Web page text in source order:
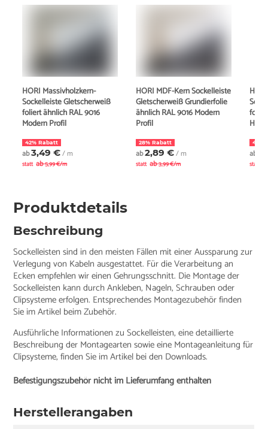
HORI Massivholzkern-
Sockelleiste Gletscherweiß
foliert ähnlich RAL 9016
Modern Profil
42% Rabatt
ab3,49 €/ m
statt ab5,99 €/m
HORI MDF-Kern Sockelleiste
Gletscherweiß Grundierfolie
ähnlich RAL 9016 Modern
Profil
28% Rabatt
ab2,89 €/ m
statt ab3,99 €/m
43%
ab
statt
Produktdetails
Beschreibung
Sockelleisten sind in den meisten Fällen mit einer Aussparung zur
Verlegung von Kabeln ausgestattet. Für die Verarbeitung an
Ecken empfehlen wir einen Gehrungsschnitt. Die Montage der
Sockelleisten kann durch Ankleben, Nageln, Schrauben oder
Clipsysteme erfolgen. Entsprechendes Montagezubehör finden
Sie im Artikel beim Zubehör.
Ausführliche Informationen zu Sockelleisten, eine detaillierte
Beschreibung der Montagearten sowie eine Montageanleitung für
Clipsysteme, finden Sie im Artikel bei den Downloads.
Befestigungszubehör nicht im Lieferumfang enthalten
Herstellerangaben